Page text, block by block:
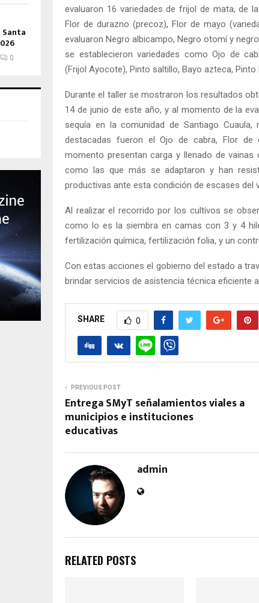
evaluaron 16 variedades de frijol de mata, de
Flor de durazno (precoz), Flor de mayo
evaluaron Negro albicampo, Negro otomí y
se establecieron variedades como Ojo de
(Frijol Ayocote), Pinto saltillo, Bayo azteca, Pinto
Durante el taller se mostraron los resultados
14 de junio de este año, y al momento de la
sequía en la comunidad de Santiago Cuaula,
destacadas fueron el Ojo de cabra, Flor de
momento presentan carga y llenado de
como las que más se adaptaron y han
productivas ante esta condición de escases del
Al realizar el recorrido por los cultivos se
como lo es la siembra en camas con 3 y 4
fertilización química, fertilización folia, y un
Con estas acciones el gobierno del estado a
brindar servicios de asistencia técnica eficiente
SHARE 0
PREVIOUS POST
Entrega SMyT señalamientos viales a
municipios e instituciones
educativas
admin
RELATED POSTS
Santa
0
Reply Retweet